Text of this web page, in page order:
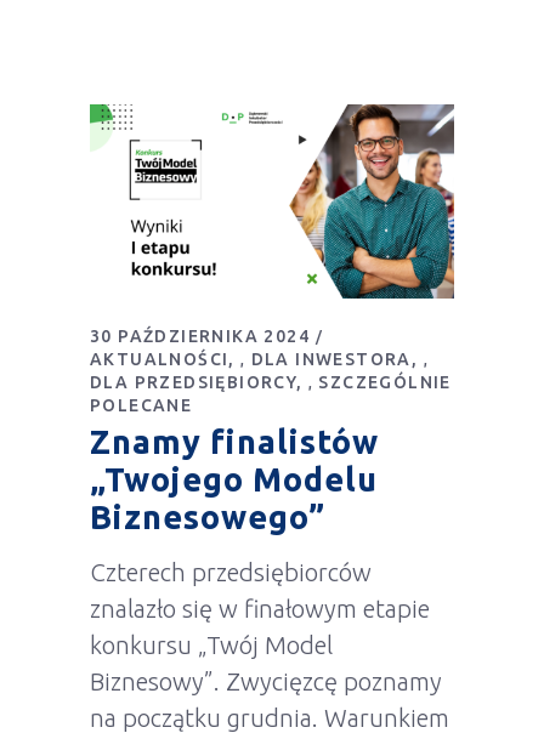
30 PAŹDZIERNIKA 2024
AKTUALNOŚCI
, DLA INWESTORA ,
DLA PRZEDSIĘBIORCY , SZCZEGÓLNIE
POLECANE
Znamy finalistów
„Twojego Modelu
Biznesowego”
Czterech przedsiębiorców
znalazło się w finałowym etapie
konkursu „Twój Model
Biznesowy”. Zwycięzcę poznamy
na początku grudnia. Warunkiem